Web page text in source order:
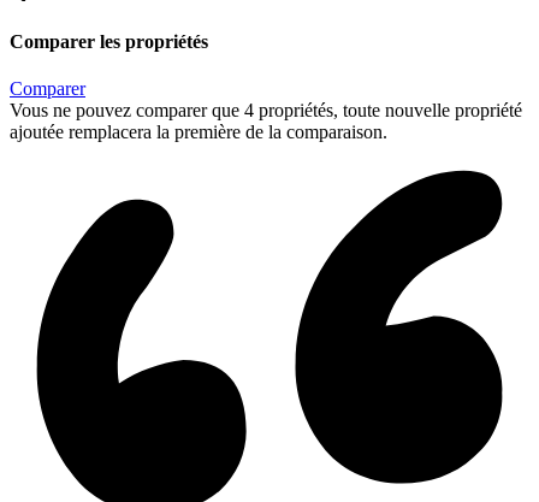
Comparer les propriétés
Comparer
Vous ne pouvez comparer que 4 propriétés, toute nouvelle propriété
ajoutée remplacera la première de la comparaison.